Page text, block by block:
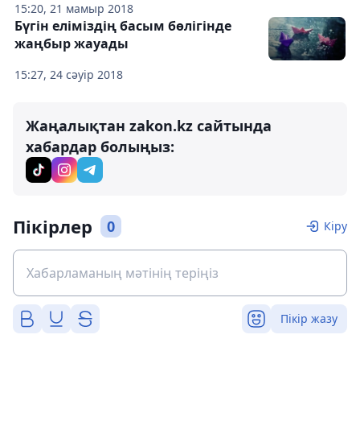
15:20, 21 мамыр 2018
15:27, 24 сәуір 2018
Бүгін еліміздің басым бөлігінде
жаңбыр жауады
Жаңалықтан zakon.kz сайтында
хабардар болыңыз:
Пікірлер 0 Кіру
Пікір жазу